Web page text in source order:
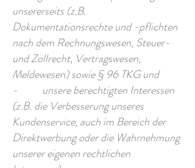
unsererseits (z.B.
Dokumentationsrechte und -pflichten
nach dem Rechnungswesen, Steuer-
und Zollrecht, Vertragswesen,
Meldewesen) sowie § 96 TKG und
- unsere berechtigten Interessen
(z.B. die Verbesserung unseres
Kundenservice, auch im Bereich der
Direktwerbung oder die Wahrnehmung
unserer eigenen rechtlichen